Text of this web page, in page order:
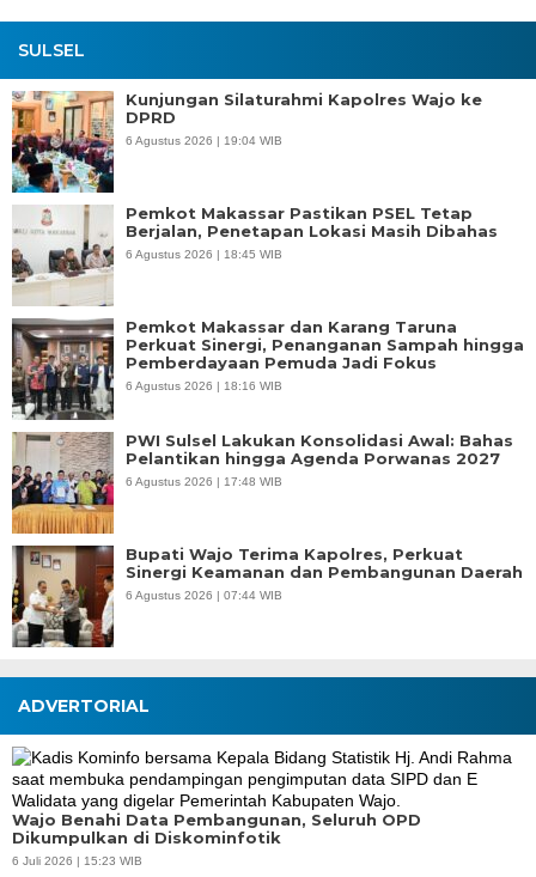
SULSEL
Kunjungan Silaturahmi Kapolres Wajo ke
DPRD
6 Agustus 2026 | 19:04 WIB
Pemkot Makassar Pastikan PSEL Tetap
Berjalan, Penetapan Lokasi Masih Dibahas
6 Agustus 2026 | 18:45 WIB
Pemkot Makassar dan Karang Taruna
Perkuat Sinergi, Penanganan Sampah hingga
Pemberdayaan Pemuda Jadi Fokus
6 Agustus 2026 | 18:16 WIB
PWI Sulsel Lakukan Konsolidasi Awal: Bahas
Pelantikan hingga Agenda Porwanas 2027
6 Agustus 2026 | 17:48 WIB
Bupati Wajo Terima Kapolres, Perkuat
Sinergi Keamanan dan Pembangunan Daerah
6 Agustus 2026 | 07:44 WIB
ADVERTORIAL
Wajo Benahi Data Pembangunan, Seluruh OPD
Dikumpulkan di Diskominfotik
6 Juli 2026 | 15:23 WIB